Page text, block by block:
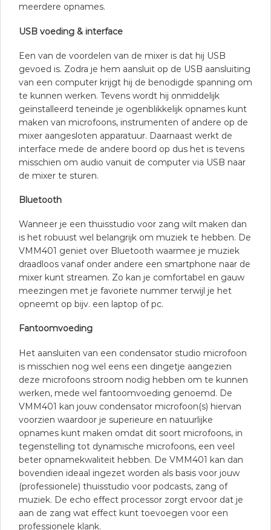
meerdere opnames.
USB voeding & interface
Een van de voordelen van de mixer is dat hij USB
gevoed is. Zodra je hem aansluit op de USB aansluiting
van een computer krijgt hij de benodigde spanning om
te kunnen werken. Tevens wordt hij onmiddelijk
geïnstalleerd teneinde je ogenblikkelijk opnames kunt
maken van microfoons, instrumenten of andere op de
mixer aangesloten apparatuur. Daarnaast werkt de
interface mede de andere boord op dus het is tevens
misschien om audio vanuit de computer via USB naar
de mixer te sturen.
Bluetooth
Wanneer je een thuisstudio voor zang wilt maken dan
is het robuust wel belangrijk om muziek te hebben. De
VMM401 geniet over Bluetooth waarmee je muziek
draadloos vanaf onder andere een smartphone naar de
mixer kunt streamen. Zo kan je comfortabel en gauw
meezingen met je favoriete nummer terwijl je het
opneemt op bijv. een laptop of pc.
Fantoomvoeding
Het aansluiten van een condensator studio microfoon
is misschien nog wel eens een dingetje aangezien
deze microfoons stroom nodig hebben om te kunnen
werken, mede wel fantoomvoeding genoemd. De
VMM401 kan jouw condensator microfoon(s) hiervan
voorzien waardoor je superieure en natuurlijke
opnames kunt maken omdat dit soort microfoons, in
tegenstelling tot dynamische microfoons, een veel
beter opnamekwaliteit hebben. De VMM401 kan dan
bovendien ideaal ingezet worden als basis voor jouw
(professionele) thuisstudio voor podcasts, zang of
muziek. De echo effect processor zorgt ervoor dat je
aan de zang wat effect kunt toevoegen voor een
professionele klank.